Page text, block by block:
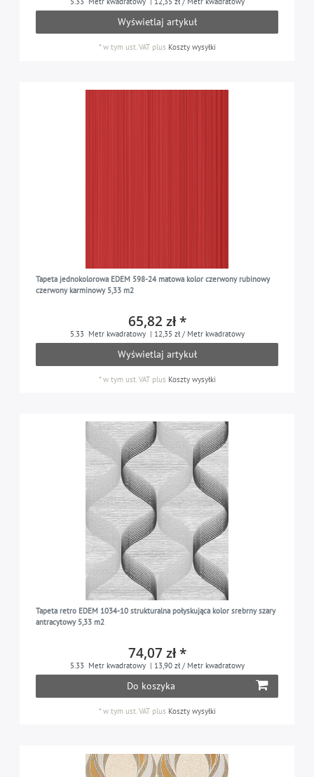
Wyświetlaj artykuł
*w tym ust. VATplus Koszty wysyłki
Tapeta jednokolorowa EDEM 598-24 matowa kolor czerwony rubinowy
czerwony karminowy 5,33 m2
65,82 zł *
5.33 Metr kwadratowy | 12,35 zł / Metr kwadratowy
Wyświetlaj artykuł
*w tym ust. VATplus Koszty wysyłki
Tapeta retro EDEM 1034-10 strukturalna połyskująca kolor srebrny szary
antracytowy 5,33 m2
74,07 zł *
5.33 Metr kwadratowy | 13,90 zł / Metr kwadratowy
Do koszyka
*w tym ust. VATplus Koszty wysyłki